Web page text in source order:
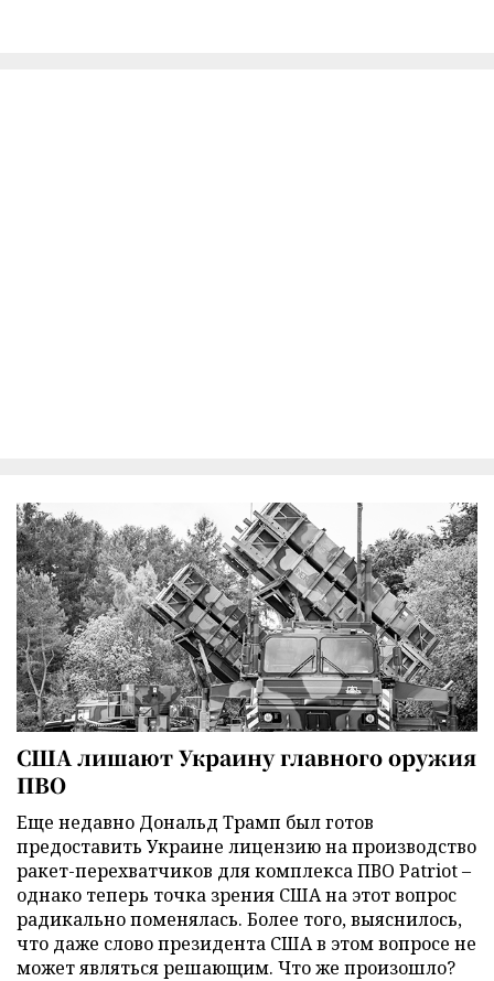
США лишают Украину главного оружия
ПВО
Еще недавно Дональд Трамп был готов
предоставить Украине лицензию на производство
ракет-перехватчиков для комплекса ПВО Patriot –
однако теперь точка зрения США на этот вопрос
радикально поменялась. Более того, выяснилось,
что даже слово президента США в этом вопросе не
может являться решающим. Что же произошло?